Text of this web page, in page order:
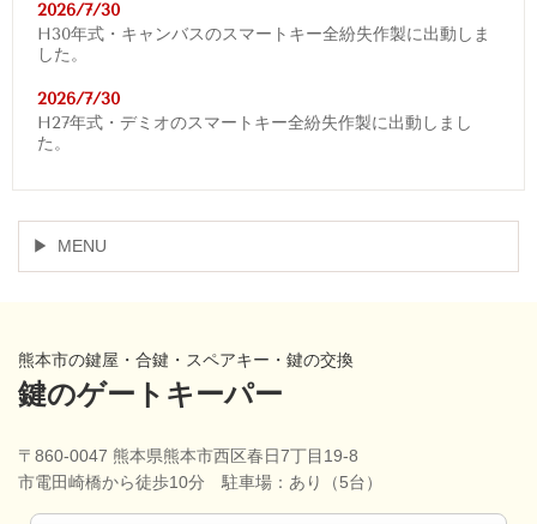
2026/7/30
H30年式・キャンバスのスマートキー全紛失作製に出動しま
した。
2026/7/30
H27年式・デミオのスマートキー全紛失作製に出動しまし
た。
MENU
熊本市の鍵屋・合鍵・スペアキー・鍵の交換
鍵のゲートキーパー
〒860-0047 熊本県熊本市西区春日7丁目19-8
市電田崎橋から徒歩10分 駐車場：あり（5台）